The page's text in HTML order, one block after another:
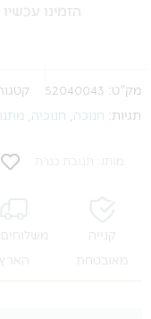
הזמינו
מק"ט: 52040043
תגיות: חנוכה חנוכיה
מותג: תנובת כנרת
קנייה
מאובטחת
הארץ